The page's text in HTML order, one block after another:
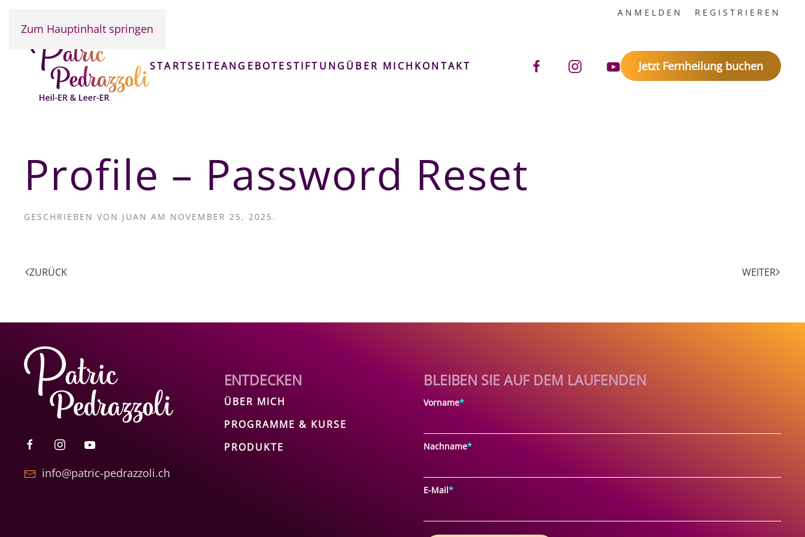
Zum Hauptinhalt springen
ANMELDEN REGISTRIEREN
STARTSEITEANGEBOTESTIFTUNGÜBER MICH KONTAKT Jetzt Fernheilung buchen
Profile – Password Reset
GESCHRIEBEN VON JUAN AM NOVEMBER 25, 2025 .
ZURÜCK WEITER
info@patric-pedrazzoli.ch
ENTDECKEN
ÜBER MICH
PROGRAMME & KURSE
PRODUKTE
BLEIBEN SIE AUF DEM LAUFENDEN
Vorname*
Nachname*
E-Mail*